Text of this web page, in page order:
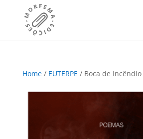
Home/ EUTERPE / Boca de Incêndio